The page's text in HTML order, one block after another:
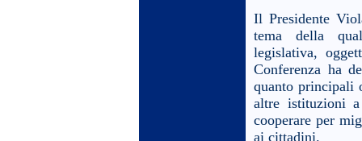
Il Presidente
tema della
legislativa,
Conferenza ha
quanto principali
altre istituzioni
cooperare per
ai cittadini.